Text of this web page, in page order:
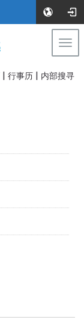
| 行事历 | 内部搜寻